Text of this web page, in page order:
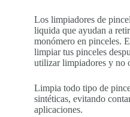
Los limpiadores de
liquida que ayudan a
monómero en pinceles.
limpiar tus pinceles
utilizar limpiadores y no
Limpia todo tipo de
sintéticas, evitando
aplicaciones.